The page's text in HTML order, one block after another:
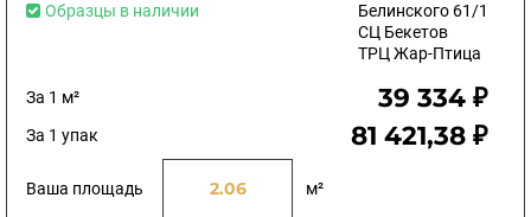
Образцы в наличии
Белинского 61/1
СЦ Бекетов
ТРЦ Жар-Птица
За 1 м² 39 334 ₽
За 1 упак 81 421,38 ₽
Ваша площадь м²